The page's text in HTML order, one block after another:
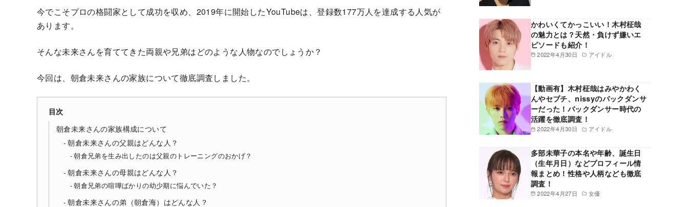
今でこそプロの格闘家として成功を収め、2019年に開始したYouTubeは、登録数177万人を達成する人気が
あります。
そんな未来さんを育ててきた両親や兄弟はどのような人物なのでしょうか？
今回は、朝倉未来さんの家族について徹底調査しました。
目次
朝倉未来さんの家族構成について
朝倉未来さんの父親はどんな人？
朝倉兄弟を生み出したのは父親のトレーニングのおかげ？
朝倉未来さんの母親はどんな人？
朝倉兄弟の喧嘩ばかりの幼少期に悩んでいた？
朝倉未来さんの弟（朝倉海）はどんな人？
2022年4月30日 アイドル
かわいくてかっこいい！木村柾哉
の魅力とは？天然・負けず嫌いエ
ピソードも紹介！
2022年4月30日 アイドル
【動画有】木村柾哉はみやかわく
んやセブチ、nissyのバックダンサ
ーだった！バックダンサー時代の
活躍を徹底調査！
2022年4月27日 女優
多部未華子の本名や年齢、誕生日
（生年月日）などプロフィール情
報まとめ！性格や人柄なども徹底
調査！